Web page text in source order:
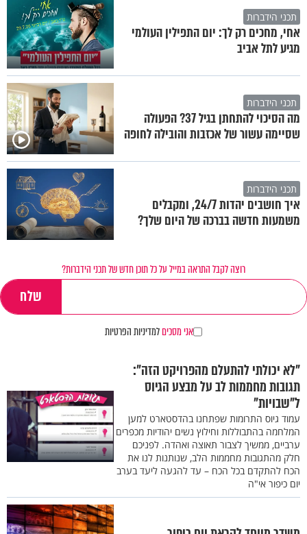
תכני הידברות
אחי, מחכים רק לך: יום התפילין העולמי
מגיע לתל אביב
תכני הידברות
מה הסיכוי להתחתן בגיל 37? הפעולה
שסיימה עשור של אכזבות והובילה לחופה
תכני הידברות
איך חושבים יהדות 24/7, ומקבלים
משמעות חדשה בברכה של היום שלך?
רוצה לקבל התראה במייל על כל תוכן חדש של תכני הידברות?
אני מסכיםלמדיניות הפרטיות
"לא יכולתי להתעלם מהפרויקט הזה":
תגובות מחממות לב על מבצע הגיוס
ל"שבויות"
עמוד גיוס התרומות שפתחנו בהדסטארט למען
המלחמה בהתבוללות וחילוץ נשים יהודיות מכפרים
ערביים, ממשיך לצבור תאוצה ואהדה. לפניכם
חלק מהתגובות מחממות הלב, שנותנות לנו את
הכח להתקדם בכל הכח – עד להגעה ליעד בערב
יום כיפור אי"ה